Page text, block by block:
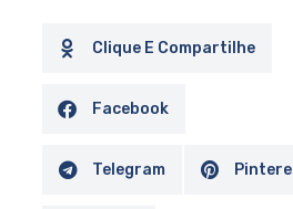
Clique E Compartilhe
Facebook
Telegram